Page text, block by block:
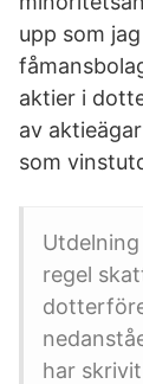
upp som
aktier i
av
som
regel
har